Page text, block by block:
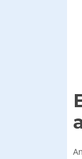
Angst wordt te hevig als deze